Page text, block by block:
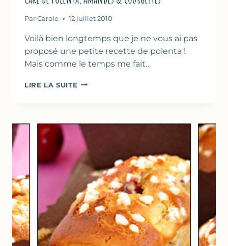
Par Carole 12 juillet 2010
Voilà bien longtemps que je ne vous ai pas
proposé une petite recette de polenta !
Mais comme le temps me fait…
LIRE LA SUITE CAKE
&
COURGETTES